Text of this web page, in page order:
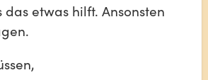
das etwas hilft. Ansonsten